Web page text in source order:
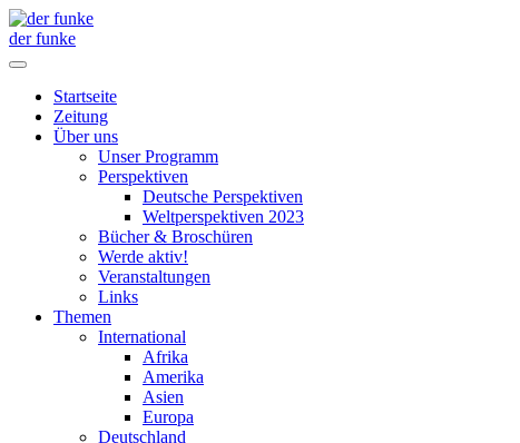
der funke
Startseite
Zeitung
Über uns
Unser Programm
Perspektiven
Deutsche Perspektiven
Weltperspektiven 2023
Bücher & Broschüren
Werde aktiv!
Veranstaltungen
Links
Themen
International
Afrika
Amerika
Asien
Europa
Deutschland